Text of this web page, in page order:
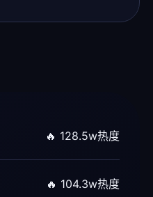
🔥 128.5w热度
🔥 104.3w热度